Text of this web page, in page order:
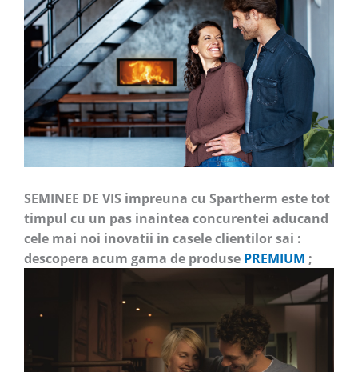
SEMINEE DE VIS impreuna cu Spartherm este tot
timpul cu un pas inaintea concurentei aducand
cele mai noi inovatii in casele clientilor sai :
descopera acum gama de produse PREMIUM ;